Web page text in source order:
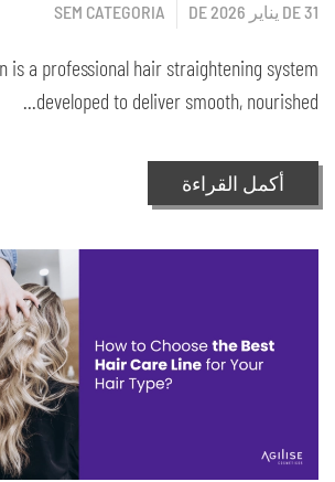
31 DE يناير DE 2026 SEM CATEGORIA
is a professional hair straightening system
developed to deliver smooth, nourished...
أكمل القراءة